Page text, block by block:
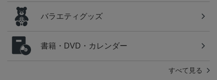
バラエティグッズ
書籍・DVD・カレンダー
すべて見る